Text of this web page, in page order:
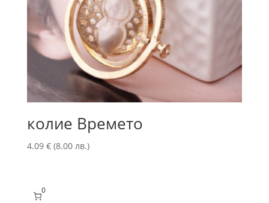
колие Времето
4.09 € (8.00 лв.)
0